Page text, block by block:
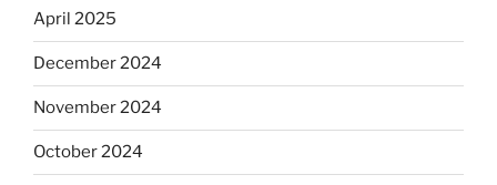
April 2025
December 2024
November 2024
October 2024